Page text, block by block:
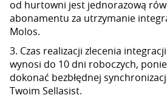
od hurtowni jest jednorazową
abonamentu za utrzymanie
Molos.
3. Czas realizacji zlecenia
wynosi do 10 dni roboczych,
dokonać bezbłędnej
Twoim Sellasist.